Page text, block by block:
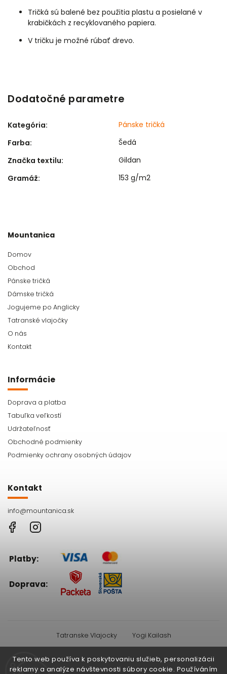
Tento web používa k poskytovaniu služieb, personalizácii
reklamy a analýze návštevnosti súbory cookie. Používáním
Tričká sú balené bez použitia plastu a posielané v
krabičkách z recyklovaného papiera.
V tričku je možné rúbať drevo.
Dodatočné parametre
Kategória:
Pánske tričká
Farba:
Šedá
Značka textilu:
Gildan
Gramáž: 153 g/m2
Mountanica
Domov
Obchod
Pánske tričká
Dámske tričká
Jogujeme po Anglicky
Tatranské vlajočky
O nás
Kontakt
Informácie
Doprava a platba
Tabuľka veľkostí
Udržateľnosť
Obchodné podmienky
Podmienky ochrany osobných údajov
Kontakt
info@mountanica.sk
Facebook
Platby:
Doprava:
Tatranske Vlajocky Yogi Kailash
Facebook Instagram